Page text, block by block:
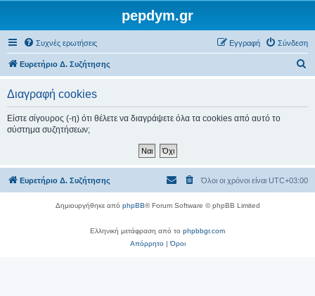
pepdym.gr
Συχνές ερωτήσεις Σύνδεση
Εγγραφή
Ευρετήριο Δ. Συζήτησης
σ
Διαγραφή cookies
Είστε σίγουρος (-η) ότι θέλετε να διαγράψετε όλα τα cookies από αυτό το
σύστημα συζητήσεων;
Ευρετήριο Δ. Συζήτησης Όλοι οι χρόνοι είναι UTC+03:00
Δημιουργήθηκε από phpBB® Forum Software © phpBB Limited
Ελληνική μετάφραση από το phpbbgr.com
Απόρρητο|Όροι